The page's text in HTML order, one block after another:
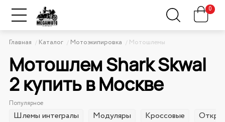
0
Главная Каталог Мотоэкипировка Мотошлемы
Мотошлем Shark Skwal
2 купить в Москве
Популярное
Шлемы интегралы Модуляры Кроссовые